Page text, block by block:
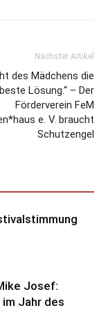
Nächster Artikel
des Mädchens die
beste Lösung.“ – Der
Förderverein FeM
e. V. braucht
Schutzengel
Josef:
Jahr des